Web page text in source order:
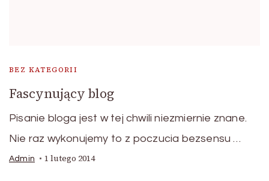
BEZ KATEGORII
Fascynujący blog
Pisanie bloga jest w tej chwili niezmiernie znane.
Nie raz wykonujemy to z poczucia bezsensu …
Admin 1 lutego 2014